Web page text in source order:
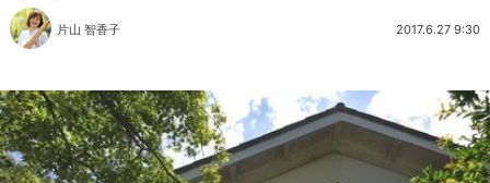
片山 智香子 2017.6.27 9:30